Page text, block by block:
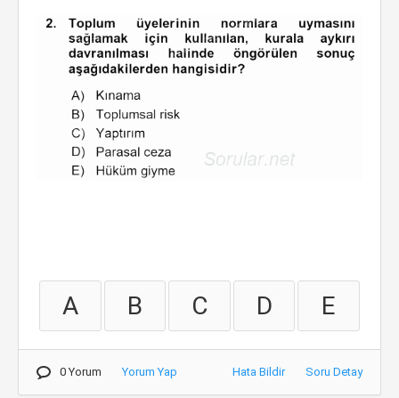
A B C D E
0 Yorum Yorum Yap Hata Bildir Soru Detay